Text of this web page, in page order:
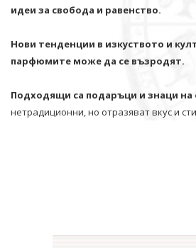
идеи за свобода и равенство.
Нови тенденции в изкуството и
парфюмите може да се възродят.
Подходящи са подаръци и знаци на
нетрадиционни, но отразяват вкус и